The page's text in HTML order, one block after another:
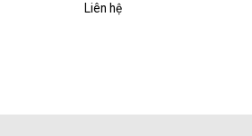
Liên hệ